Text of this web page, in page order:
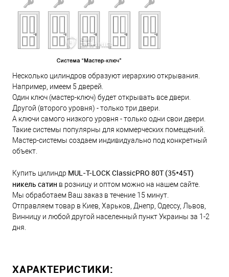
Несколько цилиндров образуют иерархию открывания.
Например, имеем 5 дверей.
Один ключ (мастер-ключ) будет открывать все двери.
Другой (второго уровня) - только три двери.
А ключи самого низкого уровня - только одни свои двери.
Такие системы популярны для коммерческих помещений.
Мастер-системы создаем индивидуально под конкретный
объект.
Купить цилиндр MUL-T-LOCK ClassicPRO 80Т (35*45T)
никель сатин в розницу и оптом можно на нашем сайте.
Мы обработаем Ваш заказ в течение 15 минут.
Отправляем товар в Киев, Харьков, Днепр, Одессу, Львов,
Винницу и любой другой населенный пункт Украины за 1-2
дня.
ХАРАКТЕРИСТИКИ: